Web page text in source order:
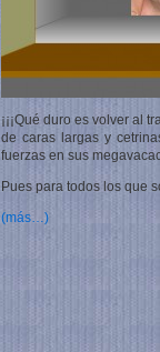
¡¡¡Qué duro es volver al
de caras largas y
fuerzas en sus
Pues para todos los que
(más…)